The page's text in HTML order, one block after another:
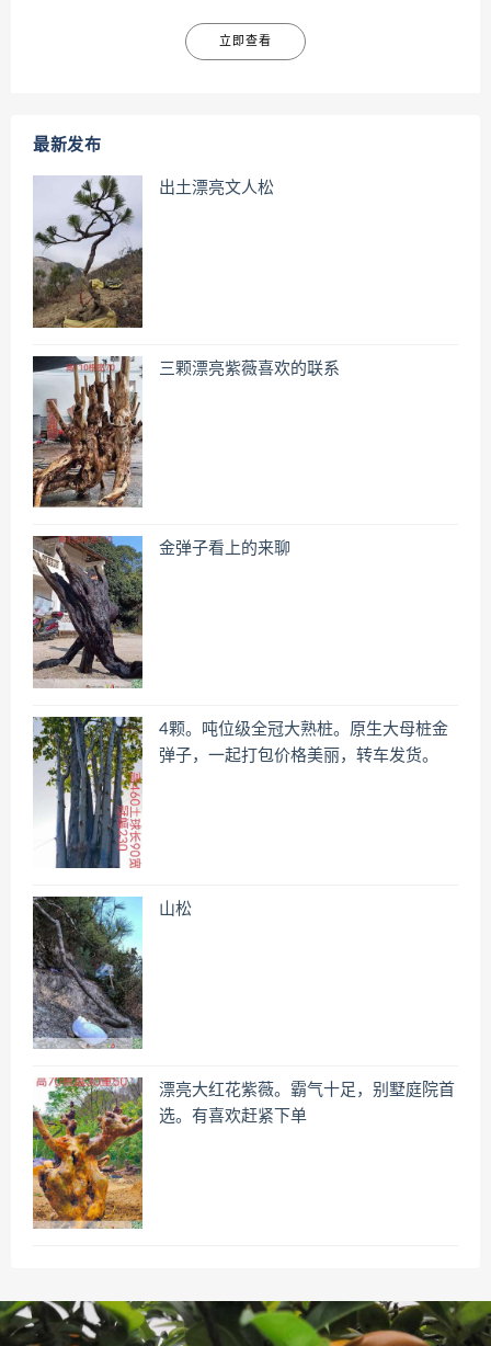
立即查看
最新发布
出土漂亮文人松
三颗漂亮紫薇喜欢的联系
金弹子看上的来聊
4颗。吨位级全冠大熟桩。原生大母桩金
弹子，一起打包价格美丽，转车发货。
山松
漂亮大红花紫薇。霸气十足，别墅庭院首
选。有喜欢赶紧下单